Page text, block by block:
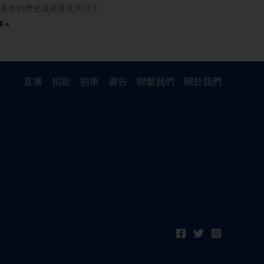
年的歷史遺跡重見天日了。
»
直播 捐款 捐車 廣告 聯繫我們 關於我們